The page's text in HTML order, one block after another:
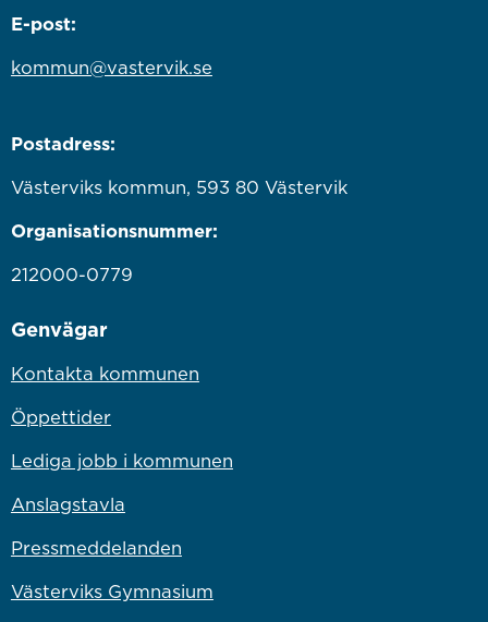
E-post:
kommun@vastervik.se
Postadress:
Västerviks kommun, 593 80 Västervik
Organisationsnummer:
212000-0779
Genvägar
Kontakta kommunen
Öppettider
Lediga jobb i kommunen
Anslagstavla
Pressmeddelanden
Västerviks Gymnasium